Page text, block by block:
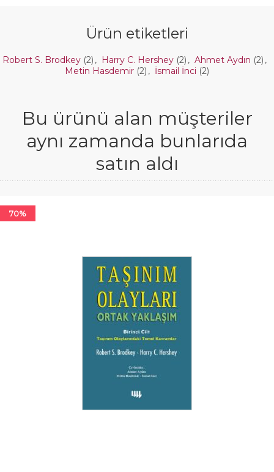
Ürün etiketleri
Robert S. Brodkey (2) , Harry C. Hershey (2) , Ahmet Aydın (2) ,
Metin Hasdemir (2) , İsmail İnci (2)
Bu ürünü alan müşteriler
aynı zamanda bunlarıda
satın aldı
70%